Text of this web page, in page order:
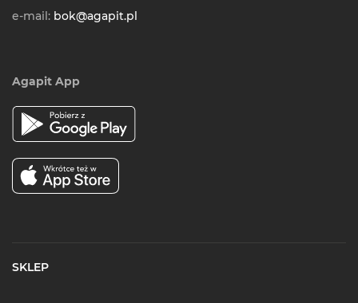
e-mail: bok@agapit.pl
Agapit App
SKLEP